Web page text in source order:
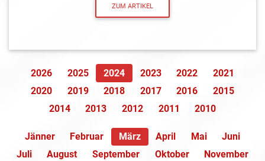
ZUM ARTIKEL
2026 2025 2024 2023 2022
2021
2020
2019 2018 2017 2016
2015
2014
2013 2012 2011 2010
Jänner Februar März April Mai
Juni
Juli
August September Oktober
November